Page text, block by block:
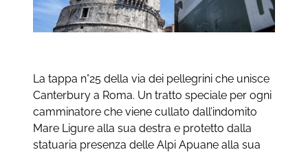
La tappa n°25 della via dei pellegrini che unisce
Canterbury a Roma. Un tratto speciale per ogni
camminatore che viene cullato dall’indomito
Mare Ligure alla sua destra e protetto dalla
statuaria presenza delle Alpi Apuane alla sua